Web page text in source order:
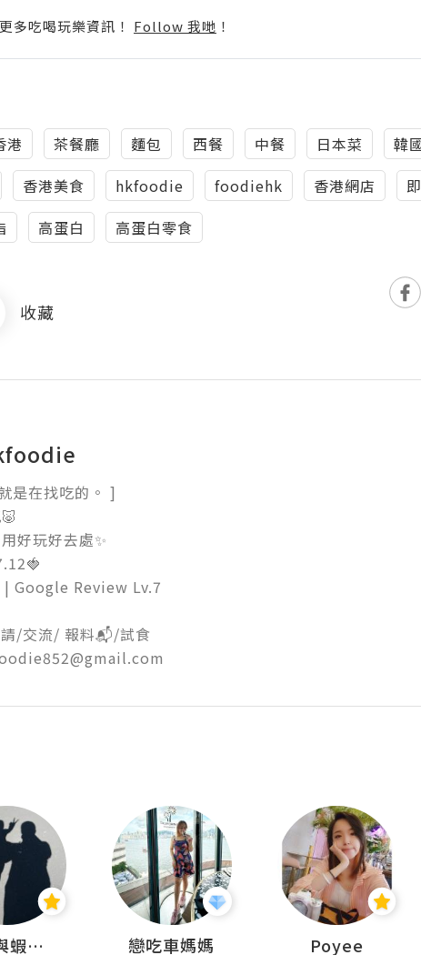
多吃喝玩樂資訊！ Follow 我哋 ！
港 茶餐廳 麵包 西餐 中餐 日本菜 韓
香港美食 hkfoodie foodiehk 香港網店
高蛋白 高蛋白零食
收藏
是在找吃的。 ]
好玩好去處✨
Google Review Lv.7
/交流/ 報料📬/試食
窩夫與蝦子餅 戀吃車媽媽 Poyee